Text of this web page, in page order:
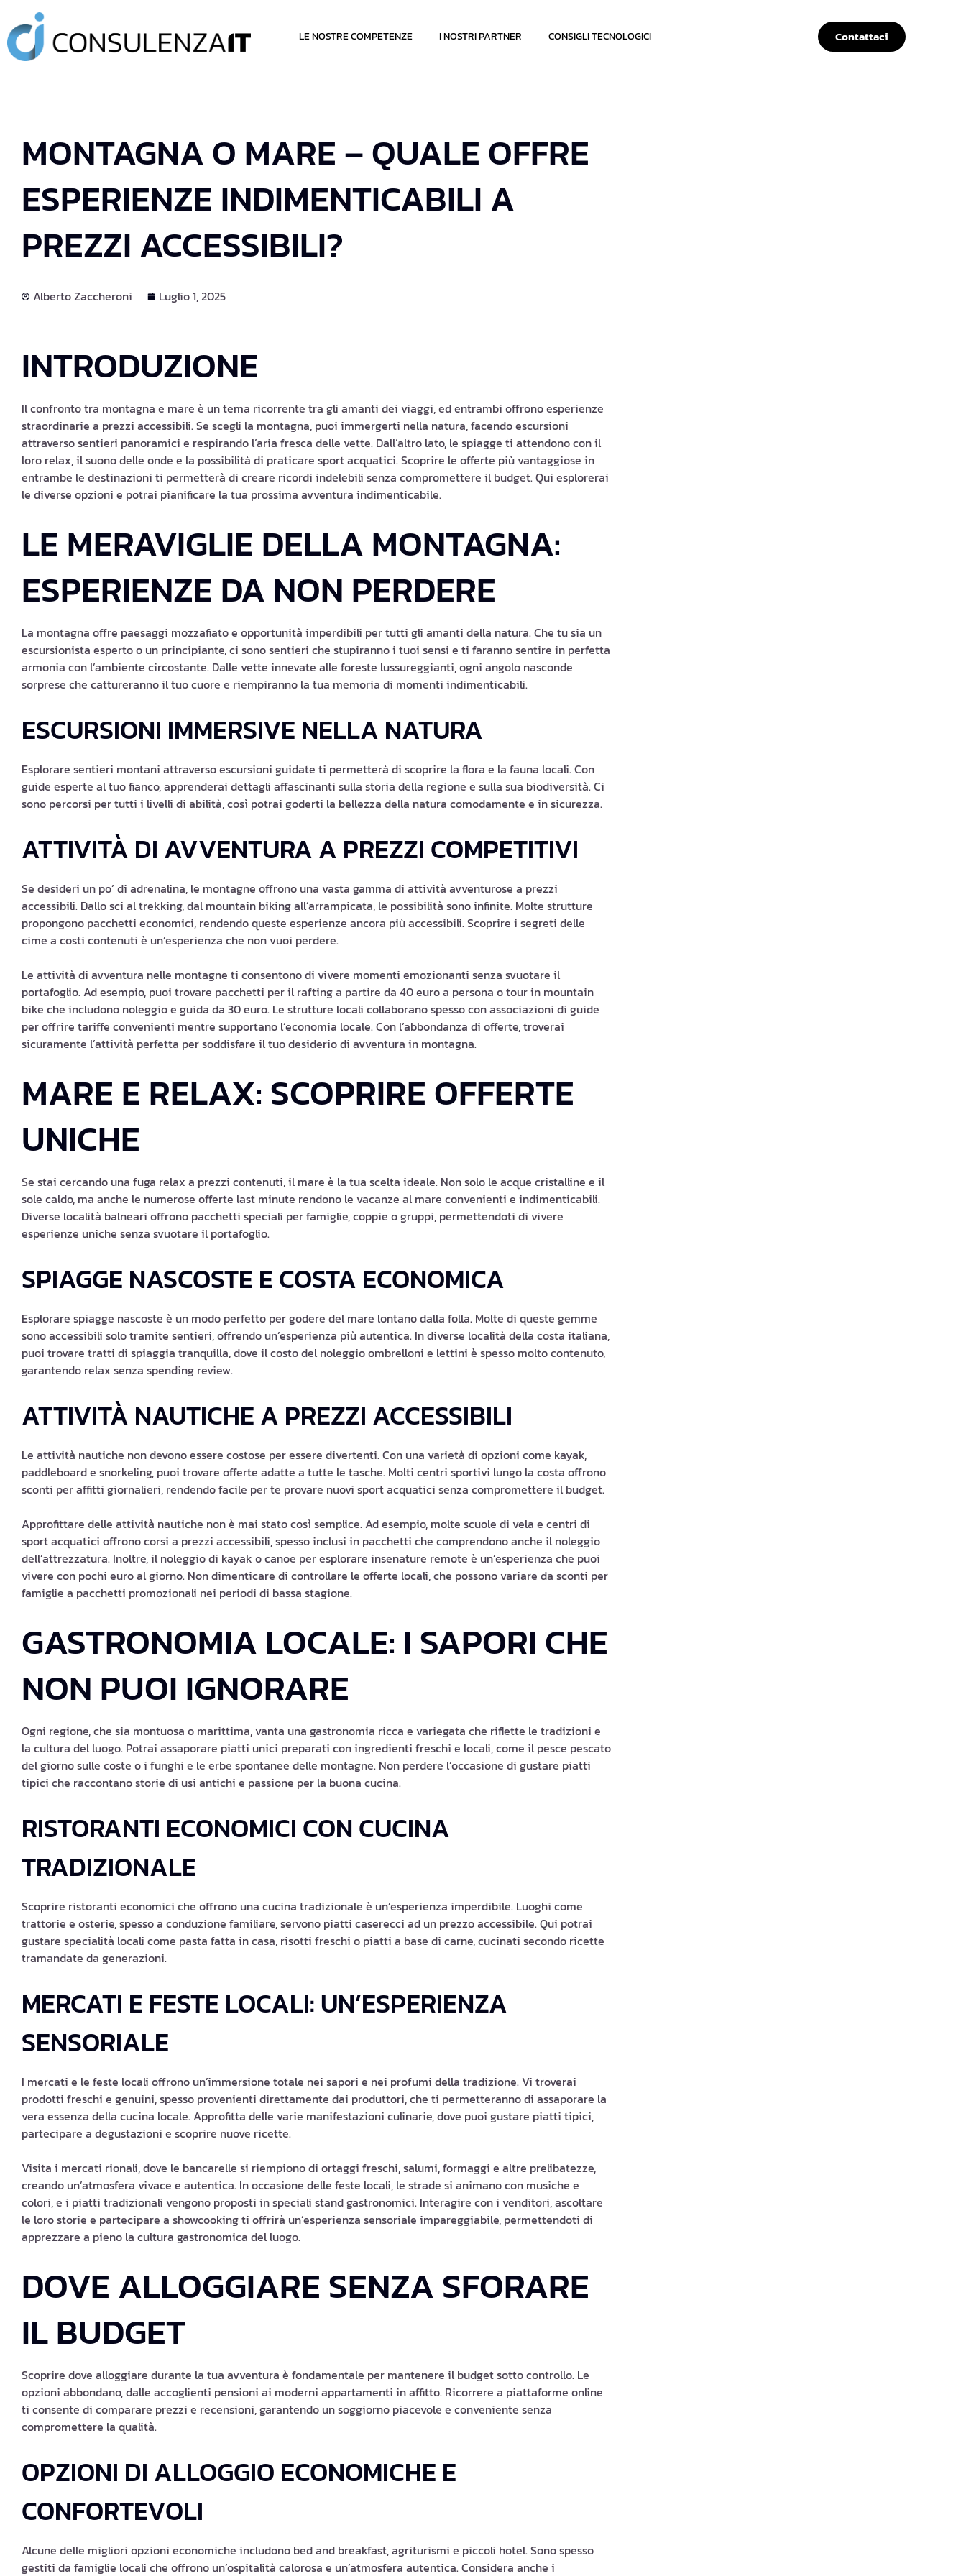
LE NOSTRE COMPETENZE I NOSTRI PARTNER CONSIGLI TECNOLOGICI Contattaci
MONTAGNA O MARE – QUALE OFFRE
ESPERIENZE INDIMENTICABILI A
PREZZI ACCESSIBILI?
Alberto Zaccheroni Luglio 1, 2025
INTRODUZIONE
Il confronto tra montagna e mare è un tema ricorrente tra gli amanti dei viaggi, ed entrambi offrono esperienze
straordinarie a prezzi accessibili. Se scegli la montagna, puoi immergerti nella natura, facendo escursioni
attraverso sentieri panoramici e respirando l’aria fresca delle vette. Dall’altro lato, le spiagge ti attendono con il
loro relax, il suono delle onde e la possibilità di praticare sport acquatici. Scoprire le offerte più vantaggiose in
entrambe le destinazioni ti permetterà di creare ricordi indelebili senza compromettere il budget. Qui esplorerai
le diverse opzioni e potrai pianificare la tua prossima avventura indimenticabile.
LE MERAVIGLIE DELLA MONTAGNA:
ESPERIENZE DA NON PERDERE
La montagna offre paesaggi mozzafiato e opportunità imperdibili per tutti gli amanti della natura. Che tu sia un
escursionista esperto o un principiante, ci sono sentieri che stupiranno i tuoi sensi e ti faranno sentire in perfetta
armonia con l’ambiente circostante. Dalle vette innevate alle foreste lussureggianti, ogni angolo nasconde
sorprese che cattureranno il tuo cuore e riempiranno la tua memoria di momenti indimenticabili.
ESCURSIONI IMMERSIVE NELLA NATURA
Esplorare sentieri montani attraverso escursioni guidate ti permetterà di scoprire la flora e la fauna locali. Con
guide esperte al tuo fianco, apprenderai dettagli affascinanti sulla storia della regione e sulla sua biodiversità. Ci
sono percorsi per tutti i livelli di abilità, così potrai goderti la bellezza della natura comodamente e in sicurezza.
ATTIVITÀ DI AVVENTURA A PREZZI COMPETITIVI
Se desideri un po’ di adrenalina, le montagne offrono una vasta gamma di attività avventurose a prezzi
accessibili. Dallo sci al trekking, dal mountain biking all’arrampicata, le possibilità sono infinite. Molte strutture
propongono pacchetti economici, rendendo queste esperienze ancora più accessibili. Scoprire i segreti delle
cime a costi contenuti è un’esperienza che non vuoi perdere.
Le attività di avventura nelle montagne ti consentono di vivere momenti emozionanti senza svuotare il
portafoglio. Ad esempio, puoi trovare pacchetti per il rafting a partire da 40 euro a persona o tour in mountain
bike che includono noleggio e guida da 30 euro. Le strutture locali collaborano spesso con associazioni di guide
per offrire tariffe convenienti mentre supportano l’economia locale. Con l’abbondanza di offerte, troverai
sicuramente l’attività perfetta per soddisfare il tuo desiderio di avventura in montagna.
MARE E RELAX: SCOPRIRE OFFERTE
UNICHE
Se stai cercando una fuga relax a prezzi contenuti, il mare è la tua scelta ideale. Non solo le acque cristalline e il
sole caldo, ma anche le numerose offerte last minute rendono le vacanze al mare convenienti e indimenticabili.
Diverse località balneari offrono pacchetti speciali per famiglie, coppie o gruppi, permettendoti di vivere
esperienze uniche senza svuotare il portafoglio.
SPIAGGE NASCOSTE E COSTA ECONOMICA
Esplorare spiagge nascoste è un modo perfetto per godere del mare lontano dalla folla. Molte di queste gemme
sono accessibili solo tramite sentieri, offrendo un’esperienza più autentica. In diverse località della costa italiana,
puoi trovare tratti di spiaggia tranquilla, dove il costo del noleggio ombrelloni e lettini è spesso molto contenuto,
garantendo relax senza spending review.
ATTIVITÀ NAUTICHE A PREZZI ACCESSIBILI
Le attività nautiche non devono essere costose per essere divertenti. Con una varietà di opzioni come kayak,
paddleboard e snorkeling, puoi trovare offerte adatte a tutte le tasche. Molti centri sportivi lungo la costa offrono
sconti per affitti giornalieri, rendendo facile per te provare nuovi sport acquatici senza compromettere il budget.
Approfittare delle attività nautiche non è mai stato così semplice. Ad esempio, molte scuole di vela e centri di
sport acquatici offrono corsi a prezzi accessibili, spesso inclusi in pacchetti che comprendono anche il noleggio
dell’attrezzatura. Inoltre, il noleggio di kayak o canoe per esplorare insenature remote è un’esperienza che puoi
vivere con pochi euro al giorno. Non dimenticare di controllare le offerte locali, che possono variare da sconti per
famiglie a pacchetti promozionali nei periodi di bassa stagione.
GASTRONOMIA LOCALE: I SAPORI CHE
NON PUOI IGNORARE
Ogni regione, che sia montuosa o marittima, vanta una gastronomia ricca e variegata che riflette le tradizioni e
la cultura del luogo. Potrai assaporare piatti unici preparati con ingredienti freschi e locali, come il pesce pescato
del giorno sulle coste o i funghi e le erbe spontanee delle montagne. Non perdere l’occasione di gustare piatti
tipici che raccontano storie di usi antichi e passione per la buona cucina.
RISTORANTI ECONOMICI CON CUCINA
TRADIZIONALE
Scoprire ristoranti economici che offrono una cucina tradizionale è un’esperienza imperdibile. Luoghi come
trattorie e osterie, spesso a conduzione familiare, servono piatti caserecci ad un prezzo accessibile. Qui potrai
gustare specialità locali come pasta fatta in casa, risotti freschi o piatti a base di carne, cucinati secondo ricette
tramandate da generazioni.
MERCATI E FESTE LOCALI: UN’ESPERIENZA
SENSORIALE
I mercati e le feste locali offrono un’immersione totale nei sapori e nei profumi della tradizione. Vi troverai
prodotti freschi e genuini, spesso provenienti direttamente dai produttori, che ti permetteranno di assaporare la
vera essenza della cucina locale. Approfitta delle varie manifestazioni culinarie, dove puoi gustare piatti tipici,
partecipare a degustazioni e scoprire nuove ricette.
Visita i mercati rionali, dove le bancarelle si riempiono di ortaggi freschi, salumi, formaggi e altre prelibatezze,
creando un’atmosfera vivace e autentica. In occasione delle feste locali, le strade si animano con musiche e
colori, e i piatti tradizionali vengono proposti in speciali stand gastronomici. Interagire con i venditori, ascoltare
le loro storie e partecipare a showcooking ti offrirà un’esperienza sensoriale impareggiabile, permettendoti di
apprezzare a pieno la cultura gastronomica del luogo.
DOVE ALLOGGIARE SENZA SFORARE
IL BUDGET
Scoprire dove alloggiare durante la tua avventura è fondamentale per mantenere il budget sotto controllo. Le
opzioni abbondano, dalle accoglienti pensioni ai moderni appartamenti in affitto. Ricorrere a piattaforme online
ti consente di comparare prezzi e recensioni, garantendo un soggiorno piacevole e conveniente senza
compromettere la qualità.
OPZIONI DI ALLOGGIO ECONOMICHE E
CONFORTEVOLI
Alcune delle migliori opzioni economiche includono bed and breakfast, agriturismi e piccoli hotel. Sono spesso
gestiti da famiglie locali che offrono un’ospitalità calorosa e un’atmosfera autentica. Considera anche i